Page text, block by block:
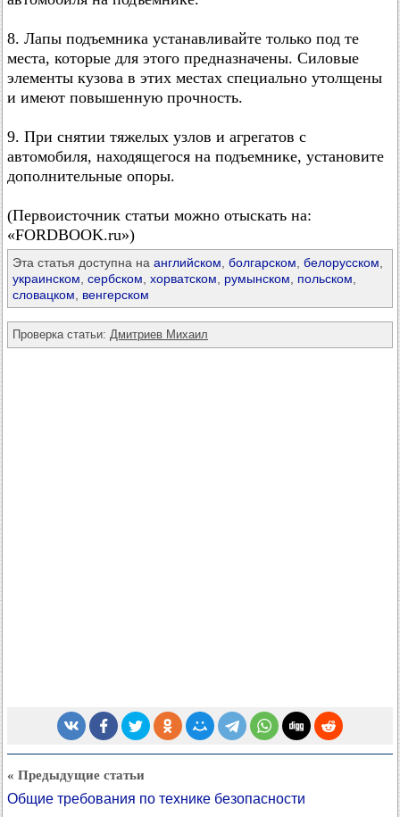
8. Лапы подъемника устанавливайте только под те
места, которые для этого предназначены. Силовые
элементы кузова в этих местах специально утолщены
и имеют повышенную прочность.
9. При снятии тяжелых узлов и агрегатов с
автомобиля, находящегося на подъемнике, установите
дополнительные опоры.
(Первоисточник статьи можно отыскать на:
«FORDBOOK.ru»)
Эта статья доступна на английском болгарском белорусском
украинском сербском хорватском румынском польском
словацком
венгерском
Проверка статьи: Дмитриев Михаил
« Предыдущие статьи
Общие требования по технике безопасности